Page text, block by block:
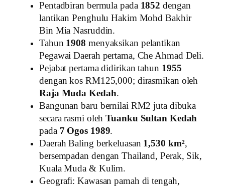
Pentadbiran bermula pada 1852 dengan
lantikan Penghulu Hakim Mohd Bakhir
Bin Mia Nasruddin.
Tahun 1908 menyaksikan pelantikan
Pegawai Daerah pertama, Che Ahmad Deli.
Pejabat pertama didirikan tahun 1955
dengan kos RM125,000; dirasmikan oleh
Raja Muda Kedah.
Bangunan baru bernilai RM2 juta dibuka
secara rasmi olehTuanku Sultan Kedah
pada 7 Ogos 1989.
Daerah Baling berkeluasan 1,530 km²,
bersempadan dengan Thailand, Perak, Sik,
Kuala Muda & Kulim.
Geografi: Kawasan pamah di tengah,